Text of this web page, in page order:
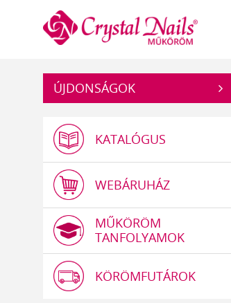
Műköröm
ÚJDONSÁGOK
KATALÓGUS
WEBÁRUHÁZ
MŰKÖRÖM
TANFOLYAMOK
KÖRÖMFUTÁROK